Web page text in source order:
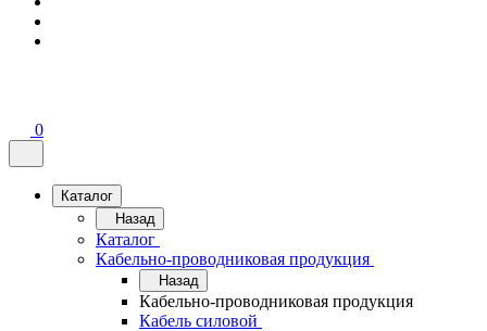
0
Каталог
Назад
Каталог
Кабельно-проводниковая продукция
Назад
Кабельно-проводниковая продукция
Кабель силовой